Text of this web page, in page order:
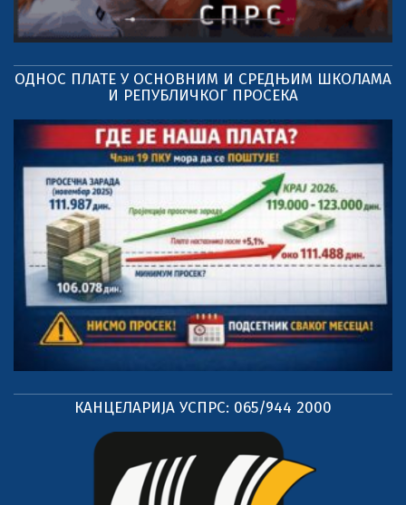
ОДНОС ПЛАТЕ У ОСНОВНИМ И СРЕДЊИМ ШКОЛАМА
И РЕПУБЛИЧКОГ ПРОСЕКА
КАНЦЕЛАРИЈА УСПРС: 065/944 2000